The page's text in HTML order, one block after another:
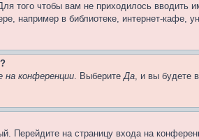
того чтобы вам не приходилось
например в библиотеке, интернет-кафе,
на конференции. ВыберитеДа, и вы будете
Перейдите на страницу входа на